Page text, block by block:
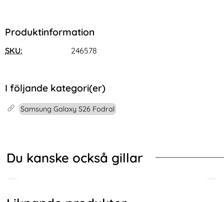
Produktinformation
SKU: 246578
I följande kategori(er)
Samsung Galaxy S26 Fodral
Du kanske också gillar